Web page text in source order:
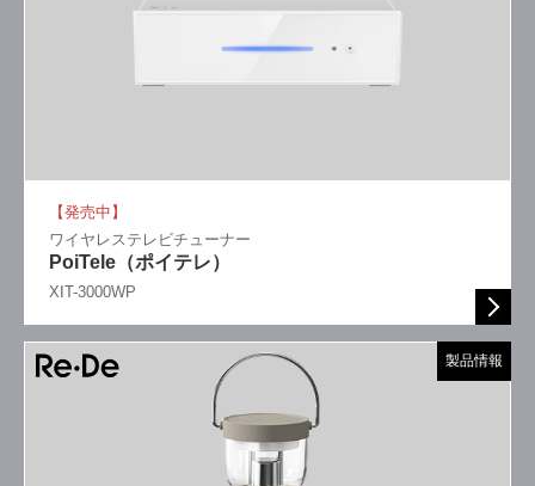
【発売中】
ワイヤレステレビチューナー
PoiTele（ポイテレ）
XIT-3000WP
製品情報